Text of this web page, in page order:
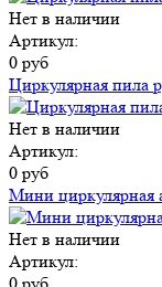
Нет в наличии
Артикул:
0 руб
Циркулярная пила
Нет в наличии
Артикул:
0 руб
Мини циркулярная
Нет в наличии
Артикул: